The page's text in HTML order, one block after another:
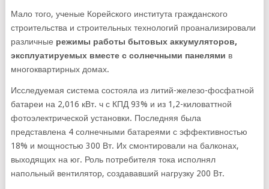
Мало того, ученые Корейского института гражданского
строительства и строительных технологий проанализировали
различные режимы работы бытовых аккумуляторов,
эксплуатируемых вместе с солнечными панелями в
многоквартирных домах.
Исследуемая система состояла из литий-железо-фосфатной
батареи на 2,016 кВт. ч с КПД 93% и из 1,2-киловаттной
фотоэлектрической установки. Последняя была
представлена 4 солнечными батареями с эффективностью
18% и мощностью 300 Вт. Их смонтировали на балконах,
выходящих на юг. Роль потребителя тока исполнял
напольный вентилятор, создававший нагрузку 200 Вт.